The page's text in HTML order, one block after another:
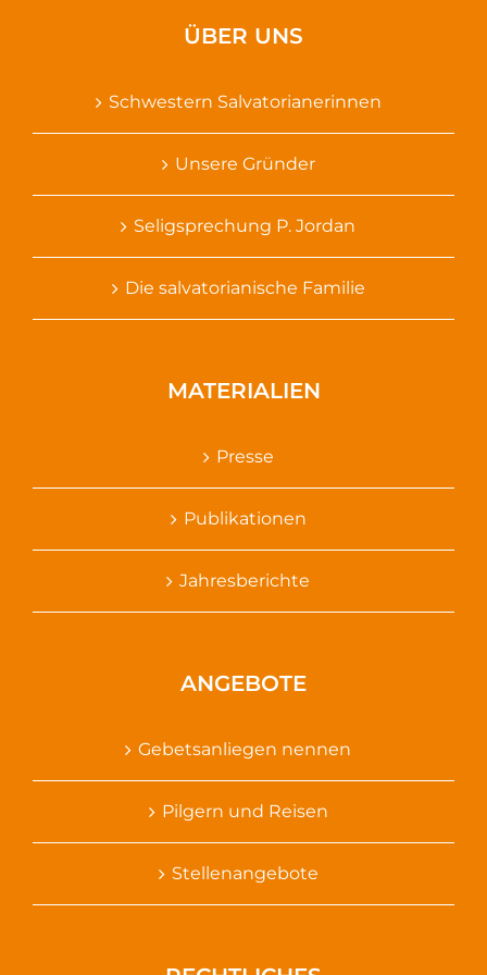
ÜBER UNS
Schwestern Salvatorianerinnen
Unsere Gründer
Seligsprechung P. Jordan
Die salvatorianische Familie
MATERIALIEN
Presse
Publikationen
Jahresberichte
ANGEBOTE
Gebetsanliegen nennen
Pilgern und Reisen
Stellenangebote